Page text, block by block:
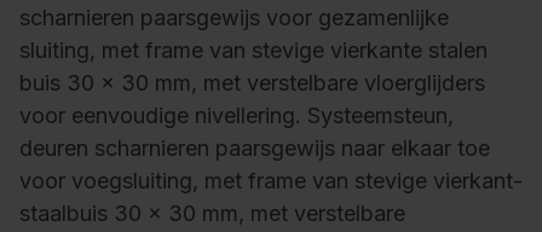
scharnieren paarsgewijs voor gezamenlijke
sluiting, met frame van stevige vierkante stalen
buis 30 x 30 mm, met verstelbare vloerglijders
voor eenvoudige nivellering. Systeemsteun,
deuren scharnieren paarsgewijs naar elkaar toe
voor voegsluiting, met frame van stevige vierkant-
staalbuis 30 x 30 mm, met verstelbare